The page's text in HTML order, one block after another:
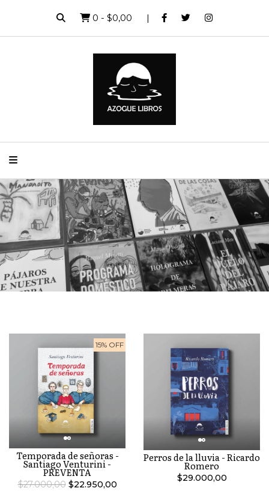
0 - $0,00
15% OFF
Temporada de señoras -
Santiago Venturini -
PREVENTA
$27.000,00$22.950,00
Perros de la lluvia - Ricardo
Romero
$29.000,00